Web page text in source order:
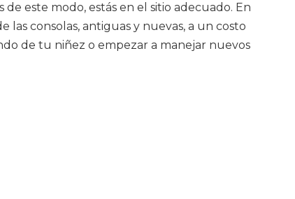
este modo, estás en el sitio adecuado. En
las consolas, antiguas y nuevas, a un costo
de tu niñez o empezar a manejar nuevos